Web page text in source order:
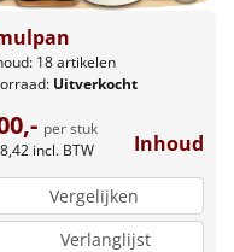
18 artikelen
Uitverkocht
per stuk
incl. BTW Inhoud
Vergelijken
Verlanglijst